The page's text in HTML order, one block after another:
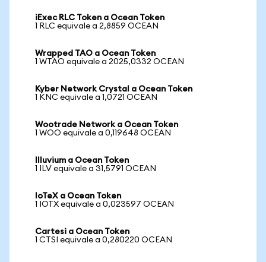
iExec RLC Token a Ocean Token
1 RLC equivale a 2,8859 OCEAN
Wrapped TAO a Ocean Token
1 WTAO equivale a 2025,0332 OCEAN
Kyber Network Crystal a Ocean Token
1 KNC equivale a 1,0721 OCEAN
Wootrade Network a Ocean Token
1 WOO equivale a 0,119648 OCEAN
Illuvium a Ocean Token
1 ILV equivale a 31,5791 OCEAN
IoTeX a Ocean Token
1 IOTX equivale a 0,023597 OCEAN
Cartesi a Ocean Token
1 CTSI equivale a 0,280220 OCEAN